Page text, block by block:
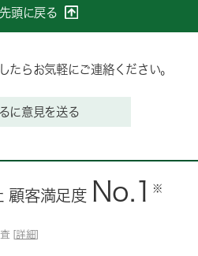
頭に戻る
たらお気軽にご連絡ください。
に意見を送る
顧客満足度 No.1 ※
[ 詳細